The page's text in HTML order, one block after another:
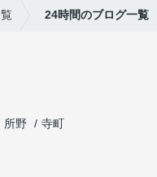
24時間のブログ一覧
所野
寺町